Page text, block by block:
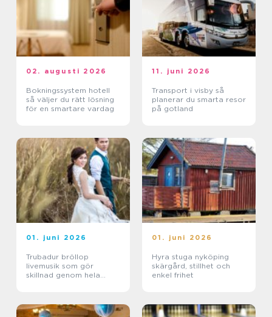
02. augusti 2026
Bokningssystem hotell
så väljer du rätt lösning
för en smartare vardag
11. juni 2026
Transport i visby så
planerar du smarta resor
på gotland
01. juni 2026
Trubadur bröllop
livemusik som gör
skillnad genom hela
01. juni 2026
Hyra stuga nyköping
skärgård, stillhet och
enkel frihet